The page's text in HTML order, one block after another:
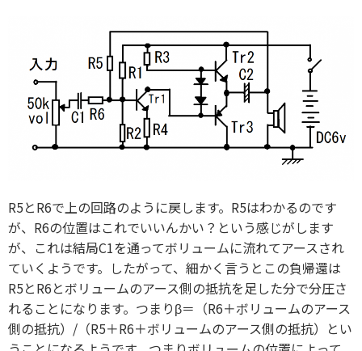
R5とR6で上の回路のように戻します。R5はわかるのです
が、R6の位置はこれでいいんかい？という感じがします
が、これは結局C1を通ってボリュームに流れてアースされ
ていくようです。したがって、細かく言うとこの負帰還は
R5とR6とボリュームのアース側の抵抗を足した分で分圧さ
れることになります。つまりβ＝（R6＋ボリュームのアース
側の抵抗）/（R5＋R6＋ボリュームのアース側の抵抗）とい